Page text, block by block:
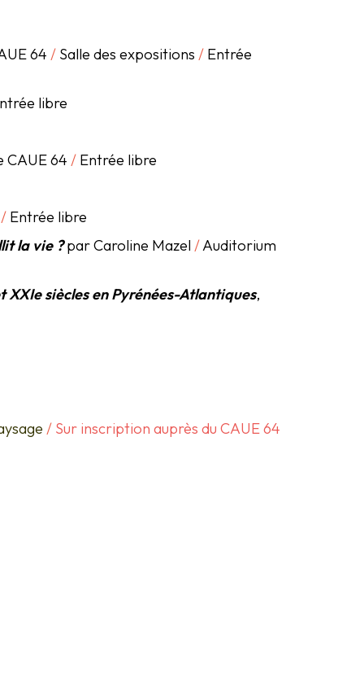
64 / Salle des expositions / Entrée
libre
CAUE 64 / Entrée libre
/ Entrée libre
la vie ?par Caroline Mazel /Auditorium
XXIe siècles en Pyrénées-Atlantiques,
/ Sur inscription auprès du CAUE 64